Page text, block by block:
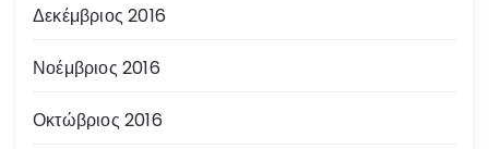
Δεκέμβριος 2016
Νοέμβριος 2016
Οκτώβριος 2016